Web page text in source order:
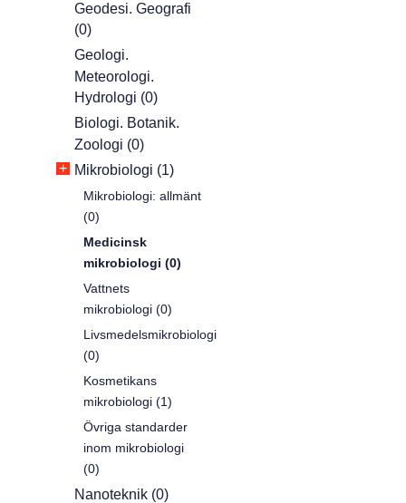
Geodesi. Geografi
(0)
Geologi.
Meteorologi.
Hydrologi (0)
Biologi. Botanik.
Zoologi (0)
+ Mikrobiologi (1)
Mikrobiologi: allmänt
(0)
Medicinsk
mikrobiologi (0)
Vattnets
mikrobiologi (0)
Livsmedelsmikrobiologi
(0)
Kosmetikans
mikrobiologi (1)
Övriga standarder
inom mikrobiologi
(0)
Nanoteknik (0)